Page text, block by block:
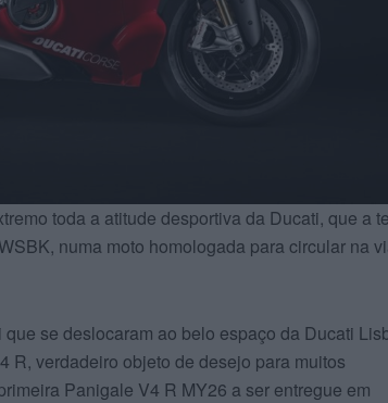
toda a atitude desportiva da Ducati, que a
numa moto homologada para circular na
se deslocaram ao belo espaço da Ducati
R, verdadeiro objeto de desejo para muitos
Panigale V4 R MY26 a ser entregue em